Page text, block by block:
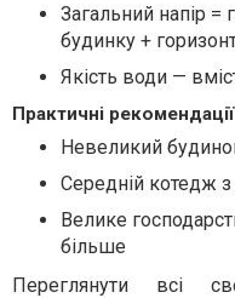
Загальний напір =
будинку +
Якість води —
Практичні
Невеликий
Середній котедж
Велике
більше
Переглянути всі